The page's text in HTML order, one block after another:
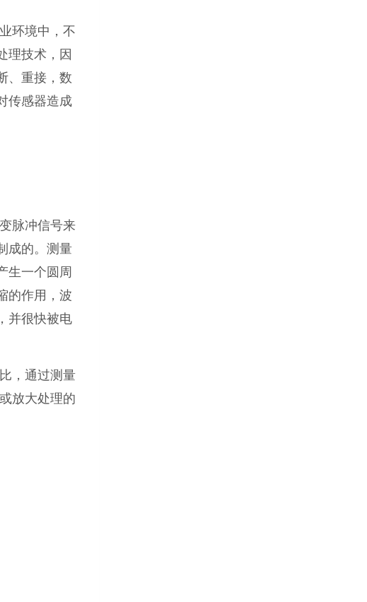
环境中，不
理技术，因
、重接，数
传感器造成
脉冲信号来
成的。测量
生一个圆周
的作用，波
并很快被电
，通过测量
放大处理的